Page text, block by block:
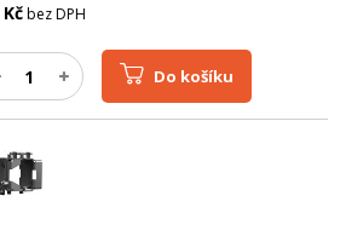
Kčbez DPH
Do košíku